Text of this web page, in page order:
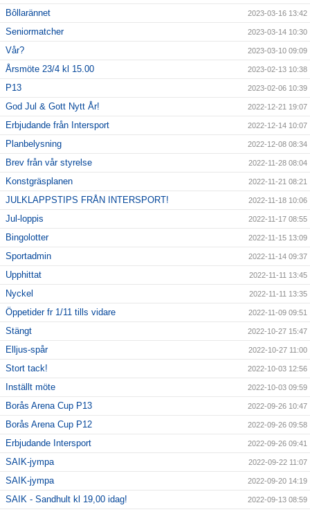
Bôllarännet 2023-03-16 13:42
Seniormatcher 2023-03-14 10:30
Vår? 2023-03-10 09:09
Årsmöte 23/4 kl 15.00 2023-02-13 10:38
P13 2023-02-06 10:39
God Jul & Gott Nytt År! 2022-12-21 19:07
Erbjudande från Intersport 2022-12-14 10:07
Planbelysning 2022-12-08 08:34
Brev från vår styrelse 2022-11-28 08:04
Konstgräsplanen 2022-11-21 08:21
JULKLAPPSTIPS FRÅN INTERSPORT! 2022-11-18 10:06
Jul-loppis 2022-11-17 08:55
Bingolotter 2022-11-15 13:09
Sportadmin 2022-11-14 09:37
Upphittat 2022-11-11 13:45
Nyckel 2022-11-11 13:35
Öppetider fr 1/11 tills vidare 2022-11-09 09:51
Stängt 2022-10-27 15:47
Elljus-spår 2022-10-27 11:00
Stort tack! 2022-10-03 12:56
Inställt möte 2022-10-03 09:59
Borås Arena Cup P13 2022-09-26 10:47
Borås Arena Cup P12 2022-09-26 09:58
Erbjudande Intersport 2022-09-26 09:41
SAIK-jympa 2022-09-22 11:07
SAIK-jympa 2022-09-20 14:19
SAIK - Sandhult kl 19,00 idag! 2022-09-13 08:59